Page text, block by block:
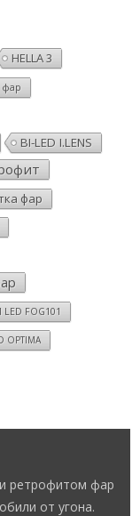
HELLA 3
фар
BI-LED I.LENS
фар
LED FOG101
OPTIMA
ретрофитом фар
от угона.